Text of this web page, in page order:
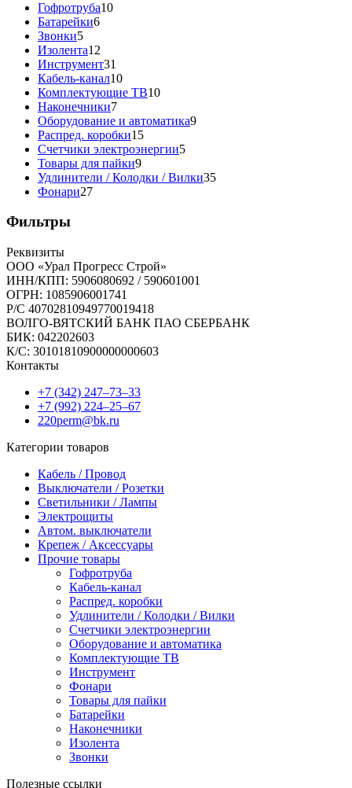
Гофротруба1010
Батарейки66
Звонки55
товаров
Изолента12
товаров
Инструмент31
товар
Кабель-канал1010
товаров
Комплектующие ТВ1010
Наконечники77
товаров
Оборудование и автоматика99
Распред. коробки1515
товаров
Счетчики электроэнергии55
Товары для пайки99
товаров
Удлинители / Колодки / Вилки3535
Фонари2727
Фильтры
Реквизиты
ООО «Урал Прогресс Строй»
ИНН/КПП: 5906080692 / 590601001
ОГРН: 1085906001741
Р/C 40702810949770019418
ВОЛГО-ВЯТСКИЙ БАНК ПАО СБЕРБАНК
БИК: 042202603
К/С: 30101810900000000603
Контакты
+7 (342) 247‒73‒33
+7 (992) 224‒25‒67
220perm@bk.ru
Категории товаров
Кабель / Провод
Выключатели / Розетки
Светильники / Лампы
Электрощиты
Автом. выключатели
Крепеж / Аксессуары
Прочие товары
Гофротруба
Кабель-канал
Распред. коробки
Удлинители / Колодки / Вилки
Счетчики электроэнергии
Оборудование и автоматика
Комплектующие ТВ
Инструмент
Фонари
Товары для пайки
Батарейки
Наконечники
Изолента
Звонки
Полезные ссылки